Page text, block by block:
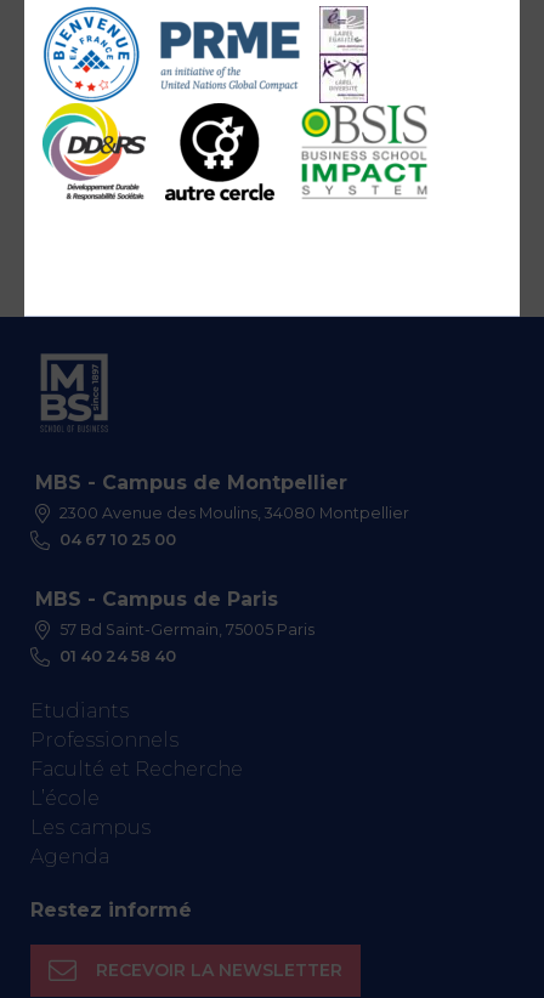
MBS - Campus de Montpellier
2300 Avenue des Moulins, 34080 Montpellier
04 67 10 25 00
MBS - Campus de Paris
57 Bd Saint-Germain, 75005 Paris
01 40 24 58 40
Etudiants
Professionnels
Faculté et Recherche
L’école
Les campus
Agenda
Restez informé
RECEVOIR LA NEWSLETTER